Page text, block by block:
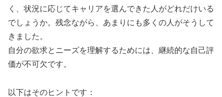
く、状況に応じてキャリアを選んできた人がどれだけいる
でしょうか。残念ながら、あまりにも多くの人がそうして
きました。
自分の欲求とニーズを理解するためには、継続的な自己評
価が不可欠です。
以下はそのヒントです：